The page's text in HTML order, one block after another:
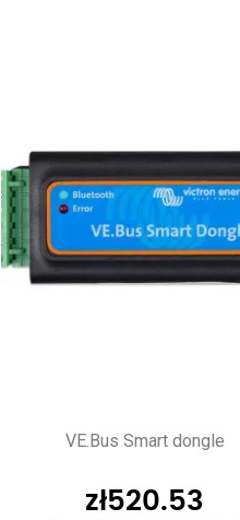
VE.Bus Smart dongle
zł520.53